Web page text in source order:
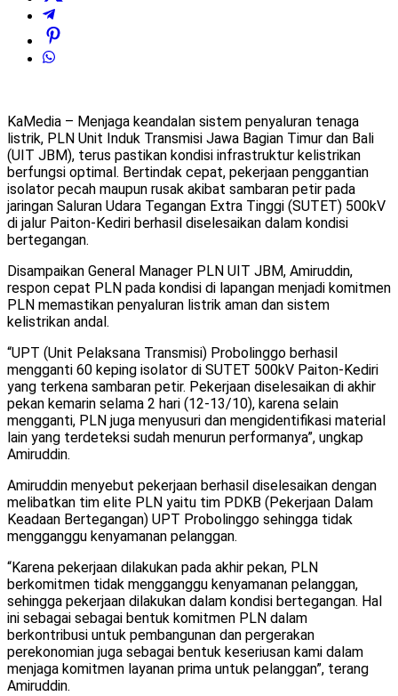
KaMedia – Menjaga keandalan sistem penyaluran tenaga
listrik, PLN Unit Induk Transmisi Jawa Bagian Timur dan Bali
(UIT JBM), terus pastikan kondisi infrastruktur kelistrikan
berfungsi optimal. Bertindak cepat, pekerjaan penggantian
isolator pecah maupun rusak akibat sambaran petir pada
jaringan Saluran Udara Tegangan Extra Tinggi (SUTET) 500kV
di jalur Paiton-Kediri berhasil diselesaikan dalam kondisi
bertegangan.
Disampaikan General Manager PLN UIT JBM, Amiruddin,
respon cepat PLN pada kondisi di lapangan menjadi komitmen
PLN memastikan penyaluran listrik aman dan sistem
kelistrikan andal.
“UPT (Unit Pelaksana Transmisi) Probolinggo berhasil
mengganti 60 keping isolator di SUTET 500kV Paiton-Kediri
yang terkena sambaran petir. Pekerjaan diselesaikan di akhir
pekan kemarin selama 2 hari (12-13/10), karena selain
mengganti, PLN juga menyusuri dan mengidentifikasi material
lain yang terdeteksi sudah menurun performanya”, ungkap
Amiruddin.
Amiruddin menyebut pekerjaan berhasil diselesaikan dengan
melibatkan tim elite PLN yaitu tim PDKB (Pekerjaan Dalam
Keadaan Bertegangan) UPT Probolinggo sehingga tidak
mengganggu kenyamanan pelanggan.
“Karena pekerjaan dilakukan pada akhir pekan, PLN
berkomitmen tidak mengganggu kenyamanan pelanggan,
sehingga pekerjaan dilakukan dalam kondisi bertegangan. Hal
ini sebagai sebagai bentuk komitmen PLN dalam
berkontribusi untuk pembangunan dan pergerakan
perekonomian juga sebagai bentuk keseriusan kami dalam
menjaga komitmen layanan prima untuk pelanggan”, terang
Amiruddin.